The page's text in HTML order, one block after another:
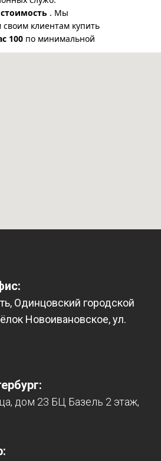
. Мы
своим клиентам купить
100 по минимальной
Одинцовский городской
Новоивановское, ул.
дом 23 БЦ Базель 2 этаж,